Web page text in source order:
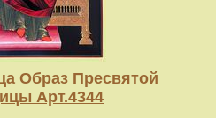
Образ Пресвятой
Арт.4344